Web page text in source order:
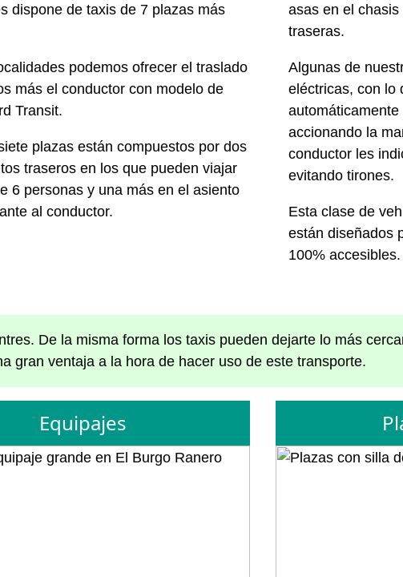
dispone de taxis de 7 plazas más
podemos ofrecer el traslado
más el conductor con modelo de
Transit.
plazas están compuestos por dos
traseros en los que pueden viajar
6 personas y una más en el asiento
al conductor.
asas en el
traseras.
Algunas de
eléctricas, con lo
accionando la
conductor les
evitando tirones.
Esta clase de
están diseñados
100% accesibles.
De la misma forma los taxis pueden dejarte lo más
gran ventaja a la hora de hacer uso de este transporte.
Equipajes